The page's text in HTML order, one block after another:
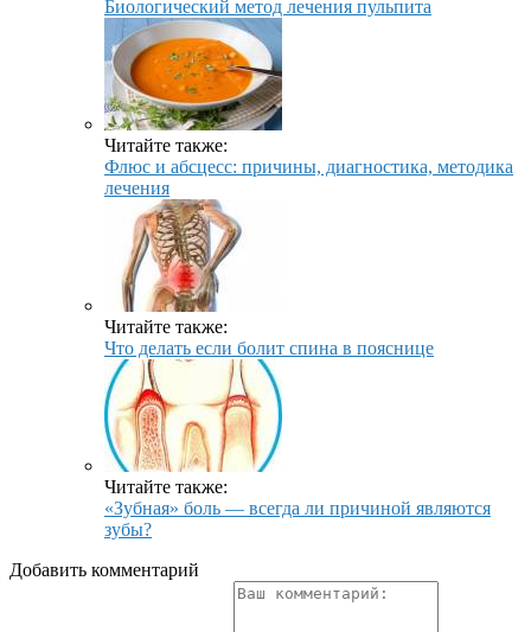
Биологический метод лечения пульпита
Читайте также:
Флюс и абсцесс: причины, диагностика, методика
лечения
Читайте также:
Что делать если болит спина в пояснице
Читайте также:
«Зубная» боль — всегда ли причиной являются
зубы?
Добавить комментарий